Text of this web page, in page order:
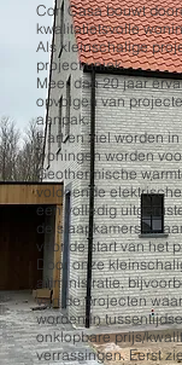
Con Casa bouwt
kwalitatietsvolle
Als kleinschalige
project uniek.
Meer dan 20 jaar
opvolgen van
aanpak.
Hart en ziel worden
woningen worden
Geothermische
voldoende
een volledig
de slaapkamers,....
voor de start van het
Door onze
administratie,
van de projecten
worden in
onklopbare prijs/
verrassingen. Eerst